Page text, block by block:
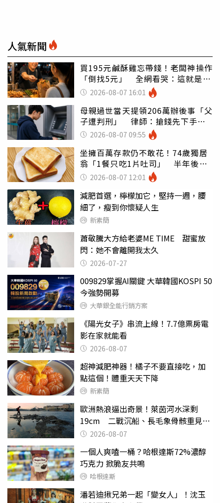
人氣新聞
買195元鹹酥雞忘帶錢！老闆神操作
「倒找5元」 全網看哭：這就是台
灣 2026-08-07 16:01
母親過世當天提領206萬辦後事「父
子遭判刑」 律師：搶錢先下手是
罪 2026-08-07 09:55
坐擁百萬存款仍不敢花！74歲獨居
翁「1餐只吃1片吐司」 半年後暴
瘦嚇壞女兒
2026-08-07 12:01
減肥首選，檸檬加它，堅持一週，腰
細了，瘦到你懷疑人生
新素簡
蕭敬騰大方給老婆ME TIME 甜蜜放
閃：她不會離開我太久
2026-07-27
009829掌握AI關鍵 大華韓國KOSPI 50
今強勢開募
大華銀全能行銷方案
《陽光女子》串流上線！7.7億票房電
影在家就能看
2026-08-07
超神減肥神器！橘子不要直接吃，加
點這個！體重天天下降
新素簡
歐洲熱浪逼出奇景！萊茵河水深剩
19cm 二戰沉船、長毛象骨骸重見天
日 2026-08-07
一個人爽嗑一桶？哈根達斯72%濃醇
巧克力 掀脆友共鳴
哈根達斯
潘若迪揪兄弟一起「變女人」！沈玉